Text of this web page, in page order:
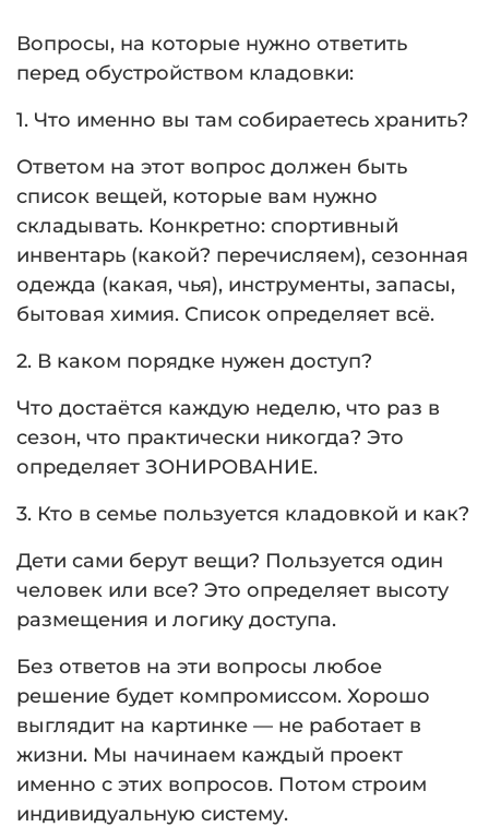
Вопросы, на которые нужно ответить
перед обустройством кладовки:
1. Что именно вы там собираетесь хранить?
Ответом на этот вопрос должен быть
список вещей, которые вам нужно
складывать. Конкретно: спортивный
инвентарь (какой? перечисляем), сезонная
одежда (какая, чья), инструменты, запасы,
бытовая химия. Список определяет всё.
2. В каком порядке нужен доступ?
Что достаётся каждую неделю, что раз в
сезон, что практически никогда? Это
определяет ЗОНИРОВАНИЕ.
3. Кто в семье пользуется кладовкой и как?
Дети сами берут вещи? Пользуется один
человек или все? Это определяет высоту
размещения и логику доступа.
Без ответов на эти вопросы любое
решение будет компромиссом. Хорошо
выглядит на картинке — не работает в
жизни. Мы начинаем каждый проект
именно с этих вопросов. Потом строим
индивидуальную систему.